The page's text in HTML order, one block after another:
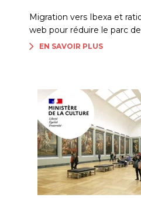
Migration vers Ibexa et
web pour réduire le parc
EN SAVOIR PLUS